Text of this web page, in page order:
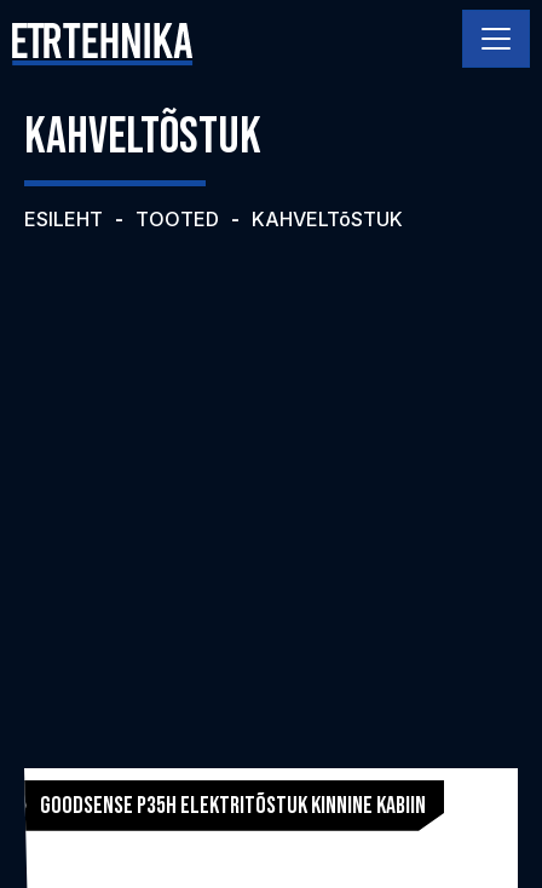
KAHVELTÕSTUK
ESILEHT - TOOTED - KAHVELTõSTUK
Goodsense P35H Elektritõstuk Kinnine Kabiin